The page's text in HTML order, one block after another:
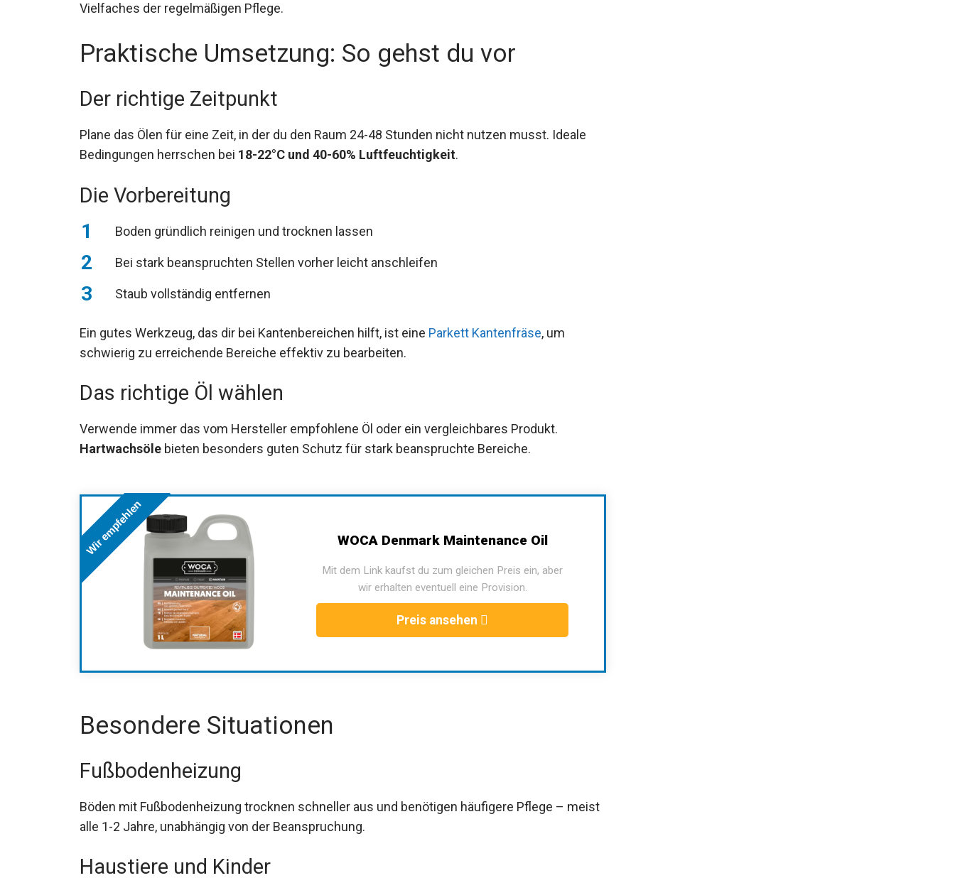
Vielfaches der regelmäßigen Pflege.
Praktische Umsetzung: So gehst du vor
Der richtige Zeitpunkt
Plane das Ölen für eine Zeit, in der du den Raum 24-48 Stunden nicht nutzen musst. Ideale
Bedingungen herrschen bei 18-22°C und 40-60% Luftfeuchtigkeit.
Die Vorbereitung
Boden gründlich reinigen und trocknen lassen
Bei stark beanspruchten Stellen vorher leicht anschleifen
Staub vollständig entfernen
Ein gutes Werkzeug, das dir bei Kantenbereichen hilft, ist eine Parkett Kantenfräse, um
schwierig zu erreichende Bereiche effektiv zu bearbeiten.
Das richtige Öl wählen
Verwende immer das vom Hersteller empfohlene Öl oder ein vergleichbares Produkt.
Hartwachsöle bieten besonders guten Schutz für stark beanspruchte Bereiche.
Wir empfehlen WOCA Denmark Maintenance Oil
Mit dem Link kaufst du zum gleichen Preis ein, aber
wir erhalten eventuell eine Provision.
Preis ansehen
Besondere Situationen
Fußbodenheizung
Böden mit Fußbodenheizung trocknen schneller aus und benötigen häufigere Pflege – meist
alle 1-2 Jahre, unabhängig von der Beanspruchung.
Haustiere und Kinder